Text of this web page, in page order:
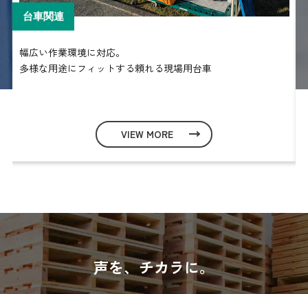
台車関連
幅広い作業環境に対応。
多様な用途にフィットする頼れる現場用台車
VIEW MORE
声を、チカラに。